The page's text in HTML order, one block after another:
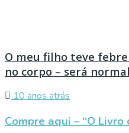
O meu filho teve
no corpo – será
10 anos atrás
Compre aqui – “O Livro